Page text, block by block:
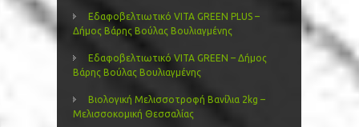
Εδαφοβελτιωτικό VITA GREEN PLUS –
Δήμος Βάρης Βούλας Βουλιαγμένης
Εδαφοβελτιωτικό VITA GREEN – Δήμος
Βάρης Βούλας Βουλιαγμένης
Βιολογική Μελισσοτροφή Βανίλια 2kg –
Μελισσοκομική Θεσσαλίας